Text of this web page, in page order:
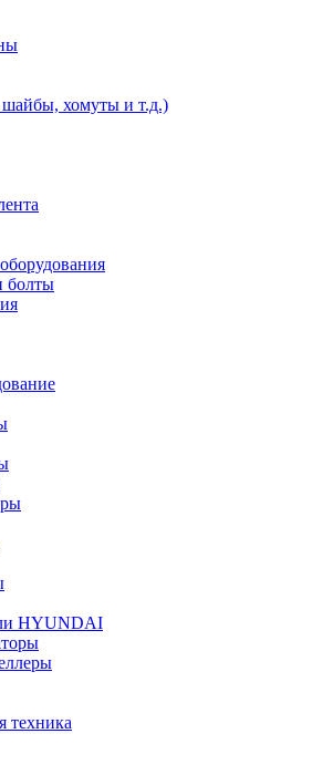
хомуты и т.д.)
болты
HYUNDAI
техника